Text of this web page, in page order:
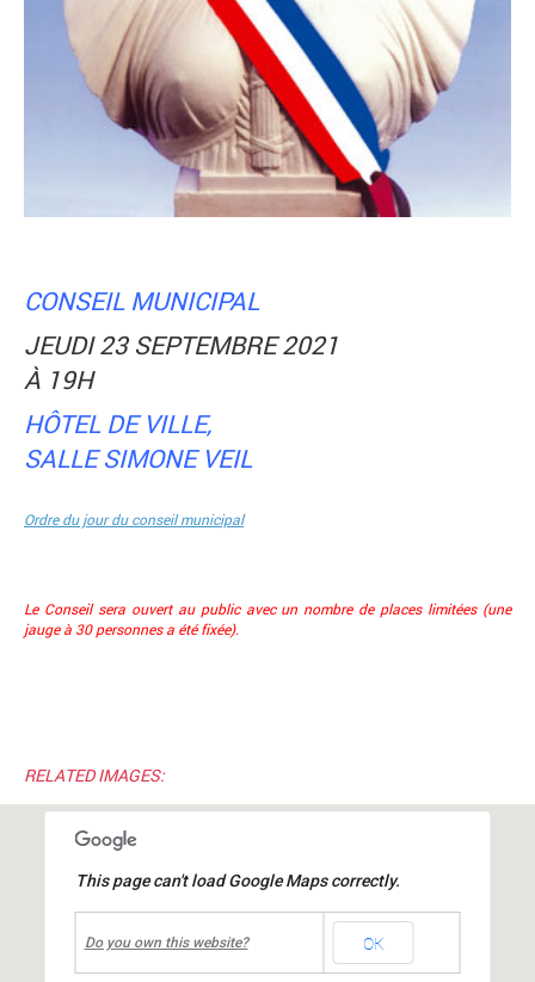
CONSEIL MUNICIPAL
JEUDI 23 SEPTEMBRE 2021
À 19H
HÔTEL DE VILLE,
SALLE SIMONE VEIL
Ordre du jour du conseil municipal
Le Conseil sera ouvert au public avec un nombre de places limitées(une
jauge à 30 personnes a été fixée).
RELATED IMAGES:
Mairie de MIONS
MIONS
This page can't load Google Maps correctly.
Do you own this website? OK